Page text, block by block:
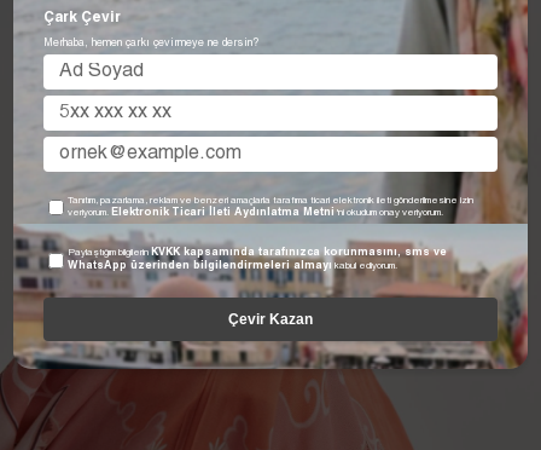
Çark Çevir
Merhaba, hemen çarkı çevirmeye ne dersin?
Tanıtım, pazarlama, reklam ve benzeri amaçlarla tarafıma ticari elektronik ileti gönderilmesine izin
veriyorum. Elektronik Ticari İleti Aydınlatma Metni 'ni okudum onay veriyorum.
Paylaştığım bilgilerin KVKK kapsamında tarafınızca korunmasını, sms ve
WhatsApp üzerinden bilgilendirmeleri almayı
kabul ediyorum.
Çevir Kazan